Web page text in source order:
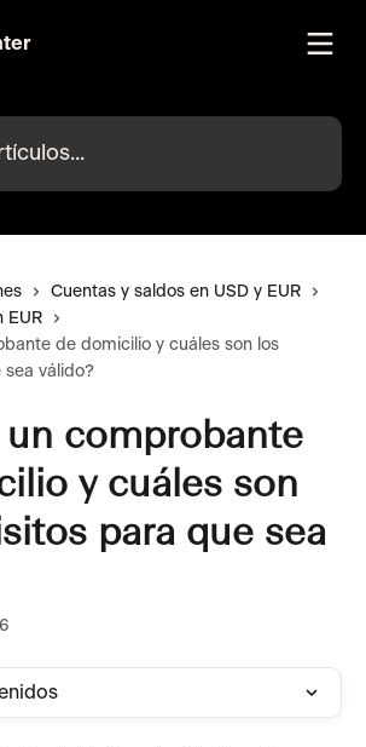
Cuentas y saldos en USD y EUR
EUR
de domicilio y cuáles son los
sea válido?
un comprobante
y cuáles son
para que sea